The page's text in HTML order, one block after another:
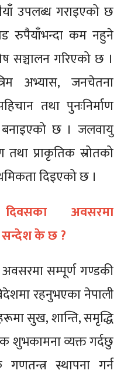
उपलब्ध गराइएको छ
रुपैयाँभन्दा कम नहुने
सञ्चालन गरिएको छ ।
अभ्यास, जनचेतना
तथा पुनःनिर्माण
बनाइएको छ । जलवायु
प्राकृतिक स्रोतको
दिइएको छ ।
अवसरमा
सन्देश के छ ?
सम्पूर्ण गण्डकी
रहनुभएका नेपाली
सुख, शान्ति, समृद्धि
शुभकामना व्यक्त गर्दछु
स्थापना गर्न